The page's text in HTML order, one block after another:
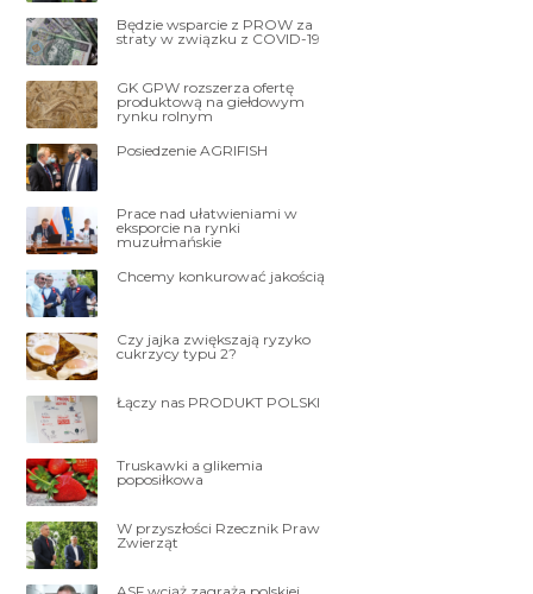
Będzie wsparcie z PROW za
straty w związku z COVID-19
GK GPW rozszerza ofertę
produktową na giełdowym
rynku rolnym
Posiedzenie AGRIFISH
Prace nad ułatwieniami w
eksporcie na rynki
muzułmańskie
Chcemy konkurować jakością
Czy jajka zwiększają ryzyko
cukrzycy typu 2?
Łączy nas PRODUKT POLSKI
Truskawki a glikemia
poposiłkowa
W przyszłości Rzecznik Praw
Zwierząt